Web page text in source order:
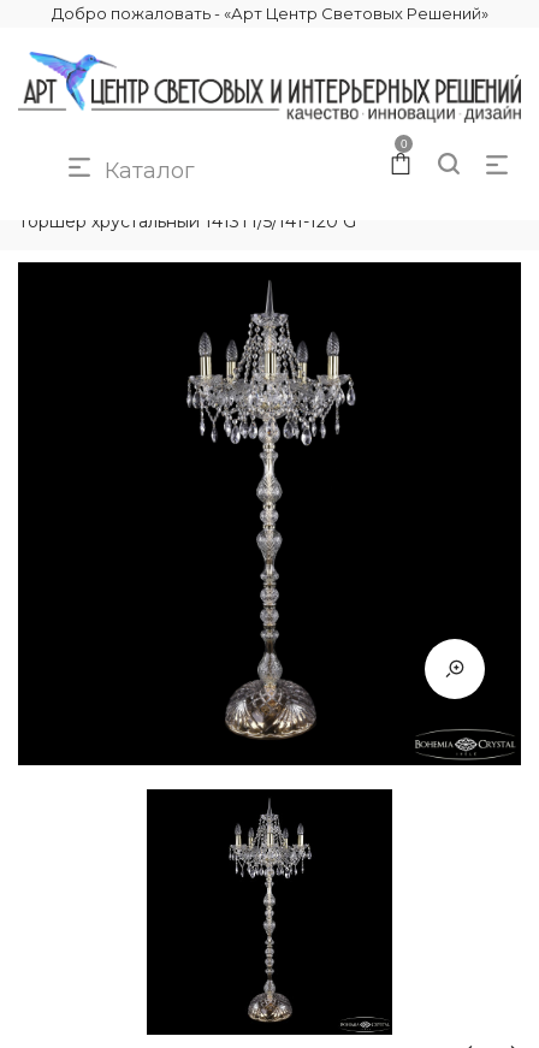
Добро пожаловать - «Арт Центр Световых Решений»
Каталог
0
Торшер хрустальный 1413T1/5/141-120 G